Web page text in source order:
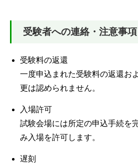
受験者への連絡・注意事項
受験料の返還
一度申込まれた受験料の返還お
更は認められません。
入場許可
試験会場には所定の申込手続を
み入場を許可します。
遅刻